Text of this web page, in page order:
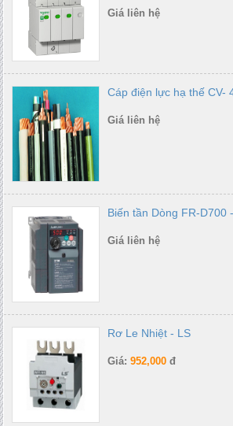
Giá liên hệ
Cáp điện lực hạ thế CV-
Giá liên hệ
Biến tần Dòng FR-D700
Giá liên hệ
Rơ Le Nhiệt - LS
Giá: 952,000 đ